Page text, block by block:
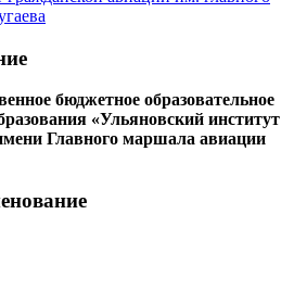
бюджетное образовательное
«Ульяновский институт
Главного маршала авиации